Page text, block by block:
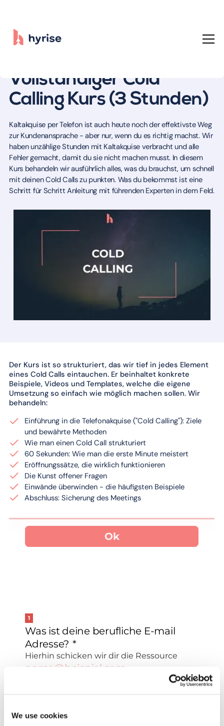
We use cookies
Vollständiger Cold
Calling Kurs (3 Stunden)
Kaltakquise per Telefon ist auch heute noch der effektivste Weg
zur Kundenansprache - aber nur, wenn du es richtig machst. Wir
haben unzählige Stunden mit Kaltakquise verbracht und alle
Fehler gemacht, damit du sie nicht machen musst. In diesem
Kurs behandeln wir ausführlich alles, was du brauchst, um schnell
mit deinen Cold Calls zu punkten. Was du bekommst ist eine
Schritt für Schritt Anleitung mit führenden Experten in dem Feld.
Der Kurs ist so strukturiert, das wir tief in jedes Element
eines Cold Calls eintauchen. Er beinhaltet konkrete
Beispiele, Videos und Templates, welche die eigene
Umsetzung so einfach wie möglich machen sollen. Wir
behandeln:
Einführung in die Telefonakquise ("Cold Calling"): Ziele
und bewährte Methoden
Wie man einen Cold Call strukturiert
60 Sekunden: Wie man die erste Minute meistert
Eröffnungssätze, die wirklich funktionieren
Die Kunst offener Fragen
Einwände überwinden - die häufigsten Beispiele
Abschluss: Sicherung des Meetings